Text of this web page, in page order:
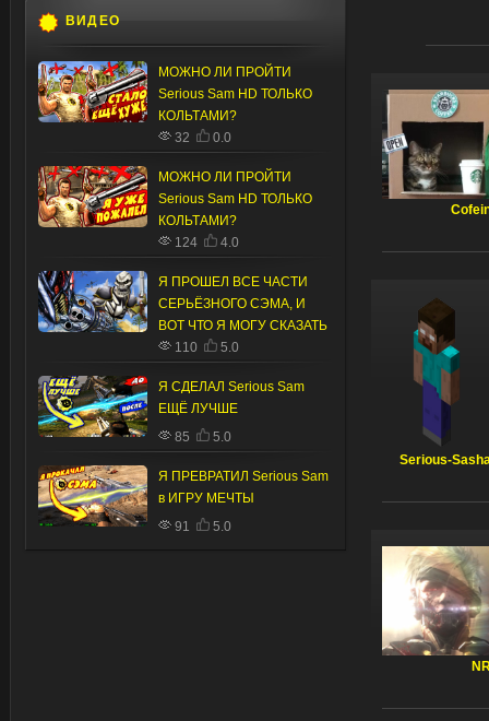
Serious-
ВИДЕО
МОЖНО ЛИ ПРОЙТИ
Serious Sam HD ТОЛЬКО
КОЛЬТАМИ?
32
0.0
МОЖНО ЛИ ПРОЙТИ
Serious Sam HD ТОЛЬКО
КОЛЬТАМИ?
124
4.0
Я ПРОШЕЛ ВСЕ ЧАСТИ
СЕРЬЁЗНОГО СЭМА, И
ВОТ ЧТО Я МОГУ СКАЗАТЬ
110
5.0
Я СДЕЛАЛ Serious Sam
ЕЩЁ ЛУЧШЕ
85
5.0
Я ПРЕВРАТИЛ Serious Sam
в ИГРУ МЕЧТЫ
91
5.0